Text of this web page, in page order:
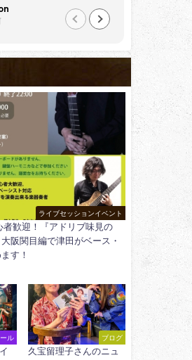
すめしたい講師だと
5
ライブセッションイベント
者歓迎！『アドリブ味見の
阪関目編で津田がベース・
す！
ル ブログ
久宝留理子さんのニュ